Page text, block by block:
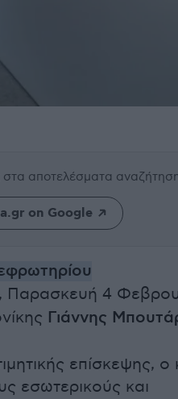
στα αποτελέσματα
on Google
Παρασκευή 4
Γιάννης
επίσκεψης, ο
εσωτερικούς και